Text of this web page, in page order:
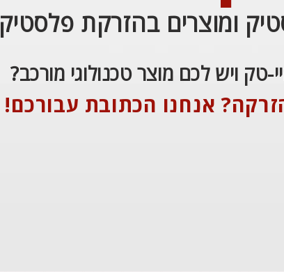
ומוצרים בהזרקת פלסטיק
ויש לכם מוצר טכנולוגי מורכב?
אנחנו הכתובת עבורכם!